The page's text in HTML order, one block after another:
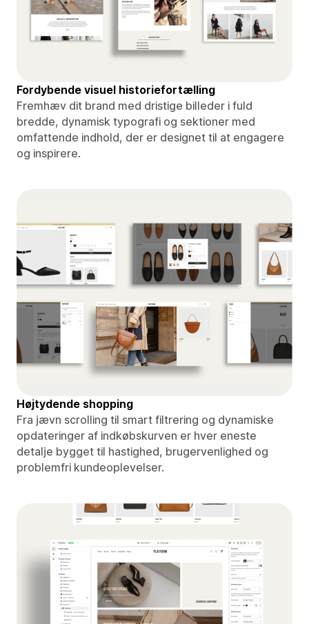
Fordybende visuel historiefortælling
Fremhæv dit brand med dristige billeder i fuld
bredde, dynamisk typografi og sektioner med
omfattende indhold, der er designet til at engagere
og inspirere.
Højtydende shopping
Fra jævn scrolling til smart filtrering og dynamiske
opdateringer af indkøbskurven er hver eneste
detalje bygget til hastighed, brugervenlighed og
problemfri kundeoplevelser.